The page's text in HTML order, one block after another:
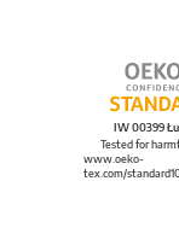
IW 00399
Tested for
www.oeko-
tex.com/